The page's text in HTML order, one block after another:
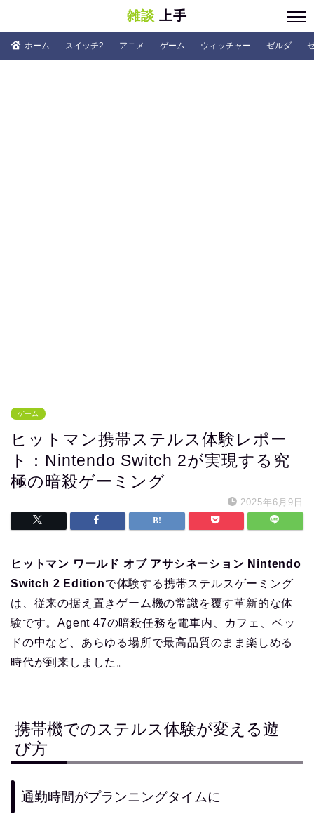
雑談 上手
ホーム スイッチ2 アニメ ゲーム ウィッチャー ゼルダ
ゲーム
ヒットマン携帯ステルス体験レポー
ト：Nintendo Switch 2が実現する究
極の暗殺ゲーミング
2025年6月9日
ヒットマン ワールド オブ アサシネーション Nintendo
Switch 2 Editionで体験する携帯ステルスゲーミング
は、従来の据え置きゲーム機の常識を覆す革新的な体
験です。Agent 47の暗殺任務を電車内、カフェ、ベッ
ドの中など、あらゆる場所で最高品質のまま楽しめる
時代が到来しました。
携帯機でのステルス体験が変える遊
び方
通勤時間がプランニングタイムに